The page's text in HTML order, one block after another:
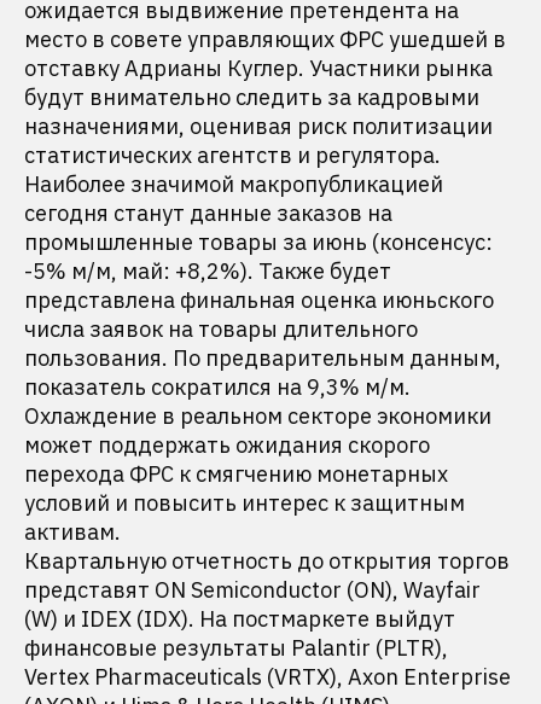
ожидается выдвижение претендента на
место в совете управляющих ФРС ушедшей в
отставку Адрианы Куглер. Участники рынка
будут внимательно следить за кадровыми
назначениями, оценивая риск политизации
статистических агентств и регулятора.
Наиболее значимой макропубликацией
сегодня станут данные заказов на
промышленные товары за июнь (консенсус:
-5% м/м, май: +8,2%). Также будет
представлена финальная оценка июньского
числа заявок на товары длительного
пользования. По предварительным данным,
показатель сократился на 9,3% м/м.
Охлаждение в реальном секторе экономики
может поддержать ожидания скорого
перехода ФРС к смягчению монетарных
условий и повысить интерес к защитным
активам.
Квартальную отчетность до открытия торгов
представят ON Semiconductor (ON), Wayfair
(W) и IDEX (IDX). На постмаркете выйдут
финансовые результаты Palantir (PLTR),
Vertex Pharmaceuticals (VRTX), Axon Enterprise